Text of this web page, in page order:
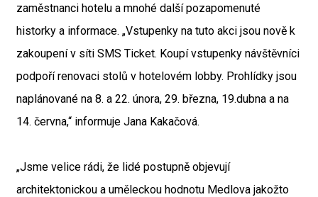
zaměstnanci hotelu a mnohé další pozapomenuté
historky a informace. „Vstupenky na tuto akci jsou nově k
zakoupení v síti SMS Ticket. Koupí vstupenky návštěvníci
podpoří renovaci stolů v hotelovém lobby. Prohlídky jsou
naplánované na 8. a 22. února, 29. března, 19.dubna a na
14. června,“ informuje Jana Kakačová.
„Jsme velice rádi, že lidé postupně objevují
architektonickou a uměleckou hodnotu Medlova jakožto